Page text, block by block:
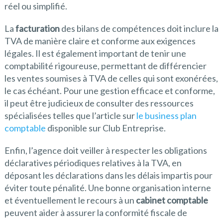
réel ou simplifié.
Lafacturationdes bilans de compétences doit inclure la
TVA de manière claire et conforme aux exigences
légales. Il est également important de tenir une
comptabilité rigoureuse, permettant de différencier
les ventes soumises à TVA de celles qui sont exonérées,
le cas échéant. Pour une gestion efficace et conforme,
il peut être judicieux de consulter des ressources
spécialisées telles que l’article surle business plan
comptable disponible sur Club Entreprise.
Enfin, l’agence doit veiller à respecter les obligations
déclaratives périodiques relatives à la TVA, en
déposant les déclarations dans les délais impartis pour
éviter toute pénalité. Une bonne organisation interne
et éventuellement le recours à un cabinet comptable
peuvent aider à assurer la conformité fiscale de